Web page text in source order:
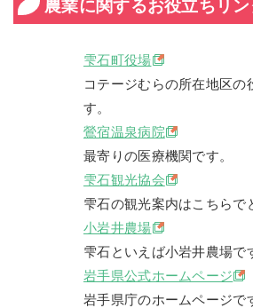
農業に関するお役立ちリ
雫石町役場
コテージむらの所在地区の
す。
鶯宿温泉病院
最寄りの医療機関です。
雫石観光協会
雫石の観光案内はこちらで
小岩井農場
雫石といえば小岩井農場で
岩手県公式ホームページ
岩手県庁のホームページで